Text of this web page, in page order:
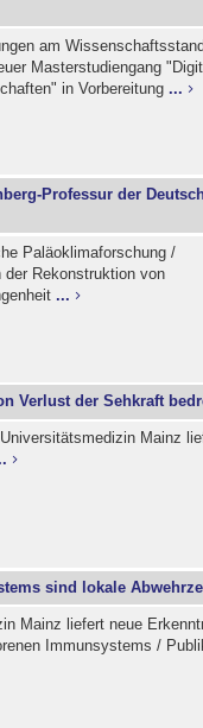
am
Masterstudiengang
in Vorbereitung...
Professur der
Paläoklimaforschung /
Rekonstruktion von
...
Verlust der Sehkraft
Mainz
sind lokale
Mainz liefert neue
Immunsystems /